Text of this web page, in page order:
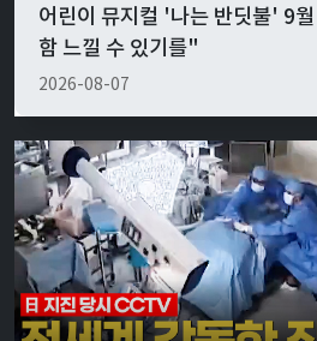
어린이 뮤지컬 '나는 반딧불' 9
함 느낄 수 있기를"
2026-08-07